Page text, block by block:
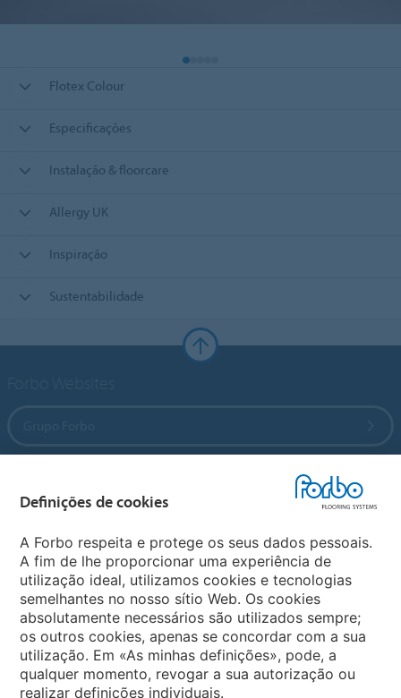
Flotex Colour
Especificações
Instalação & floorcare
Allergy UK
Inspiração
Sustentabilidade
Sites Mundiais
Escolha seu país
Definições de cookies
A Forbo respeita e protege os seus dados pessoais.
A fim de lhe proporcionar uma experiência de
utilização ideal, utilizamos cookies e tecnologias
semelhantes no nosso sítio Web. Os cookies
absolutamente necessários são utilizados sempre;
os outros cookies, apenas se concordar com a sua
utilização. Em «As minhas definições», pode, a
qualquer momento, revogar a sua autorização ou
realizar definições individuais.